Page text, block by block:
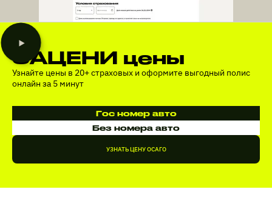
ЗАЦЕНИ цены
Узнайте цены в 20+ страховых и оформите выгодный полис
онлайн за 5 минут
Гос номер авто
Без номера авто
УЗНАТЬ ЦЕНУ ОСАГО